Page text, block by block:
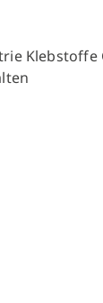
Klebstoffe